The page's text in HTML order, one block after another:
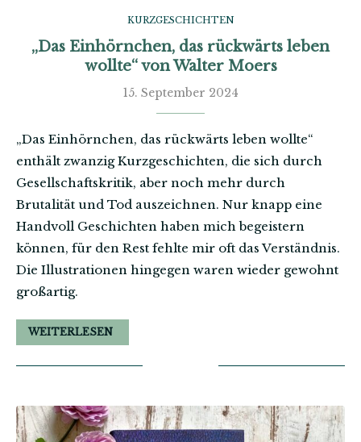
KURZGESCHICHTEN
„Das Einhörnchen, das rückwärts leben
wollte“ von Walter Moers
15. September 2024
„Das Einhörnchen, das rückwärts leben wollte“
enthält zwanzig Kurzgeschichten, die sich durch
Gesellschaftskritik, aber noch mehr durch
Brutalität und Tod auszeichnen. Nur knapp eine
Handvoll Geschichten haben mich begeistern
können, für den Rest fehlte mir oft das Verständnis.
Die Illustrationen hingegen waren wieder gewohnt
großartig.
WEITERLESEN